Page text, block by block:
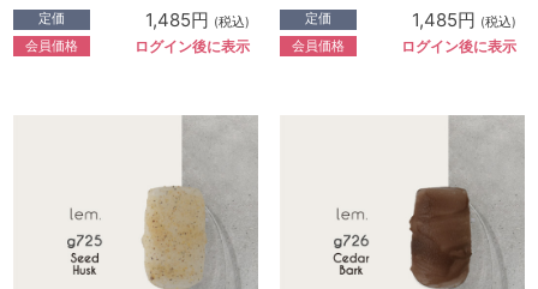
定価 1,485円 (税込)
会員価格 ログイン後に表示
定価 1,485円 (税込)
会員価格 ログイン後に表示